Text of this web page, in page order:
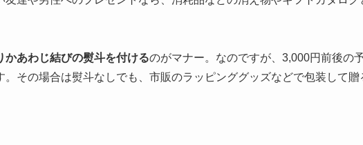
かあわじ結びの熨斗を付けるのがマナー。なのですが、3,000円前後の
。その場合は熨斗なしでも、市販のラッピンググッズなどで包装して